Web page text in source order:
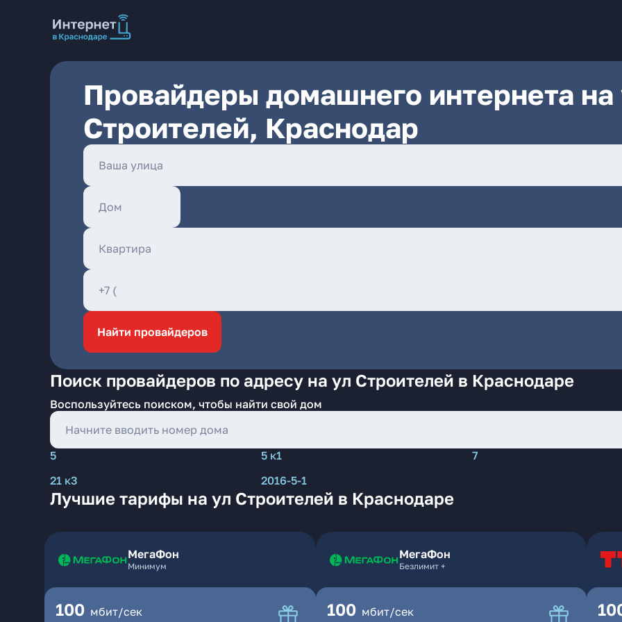
Провайдеры домашнего интернета на
Строителей, Краснодар
Найти провайдеров
Поиск провайдеров по адресу на ул Строителей в Краснодаре
Воспользуйтесь поиском, чтобы найти свой дом
5 5 к1 7
21 к3
2016-5-1
Лучшие тарифы на ул Строителей в Краснодаре
МегаФон
Минимум
100 мбит/сек
МегаФон
Безлимит +
100 мбит/сек